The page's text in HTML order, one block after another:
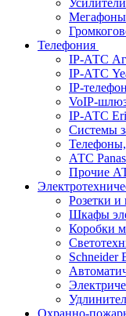
Усилители
Мегафоны
Телефония
IP-АТС
IP-АТС
IP-
VoIP-
IP-АТС
Системы
АТС
Прочие
Розетки и
Шкафы
Коробки
Schneider
Охранно-